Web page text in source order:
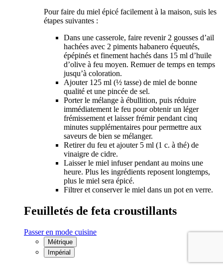
Pour faire du miel épicé facilement à la maison, suis les
étapes suivantes :
Dans une casserole, faire revenir 2 gousses d’ail
hachées avec 2 piments habanero équeutés,
épépinés et finement hachés dans 15 ml d’huile
d’olive à feu moyen. Remuer de temps en temps
jusqu’à coloration.
Ajouter 125 ml (½ tasse) de miel de bonne
qualité et une pincée de sel.
Porter le mélange à ébullition, puis réduire
immédiatement le feu pour obtenir un léger
frémissement et laisser frémir pendant cinq
minutes supplémentaires pour permettre aux
saveurs de bien se mélanger.
Retirer du feu et ajouter 5 ml (1 c. à thé) de
vinaigre de cidre.
Laisser le miel infuser pendant au moins une
heure. Plus les ingrédients reposent longtemps,
plus le miel sera épicé.
Filtrer et conserver le miel dans un pot en verre.
Feuilletés de feta croustillants
Passer en mode cuisine
Métrique
Impérial